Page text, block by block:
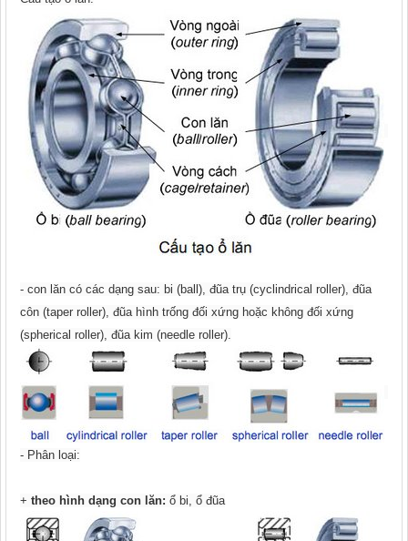
- con lăn có các dạng sau: bi (ball), đũa trụ (cyclindrical roller), đũa
côn (taper roller), đũa hình trống đối xứng hoặc không đối xứng
(spherical roller), đũa kim (needle roller).
- Phân loại:
+ theo hình dạng con lăn: ổ bi, ổ đũa